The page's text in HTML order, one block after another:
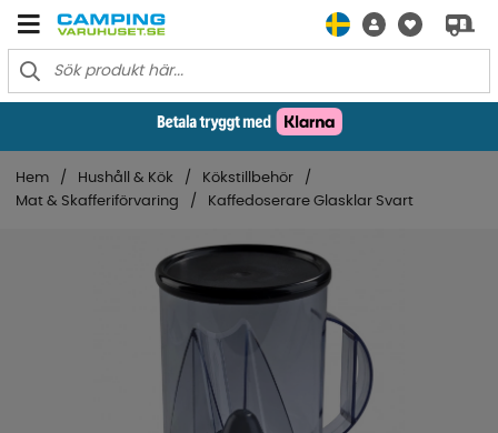
Hem Hushåll & Kök
Kökstillbehör
Mat & Skafferiförvaring
Kaffedoserare Glasklar Svart